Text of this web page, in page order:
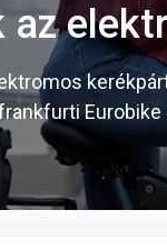
az